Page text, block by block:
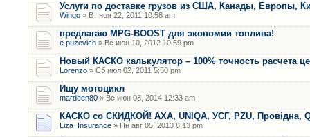
Услуги по доставке грузов из США, Канады, Европы,
Wingo » Вт ноя 22, 2011 10:58 am
предлагаю MPG-BOOST для экономии топлива!
e.puzevich » Вс июн 10, 2012 10:59 pm
Новый КАСКО калькулятор – 100% точность расчета
Lorenzo » Сб июл 02, 2011 5:50 pm
Ищу мотоцикл
mardeen80 » Вс июн 08, 2014 12:33 am
КАСКО со СКИДКОЙ! AXA, UNIQA, УСГ, PZU, Провідна,
Liza_Insurance » Пн авг 05, 2013 8:13 pm